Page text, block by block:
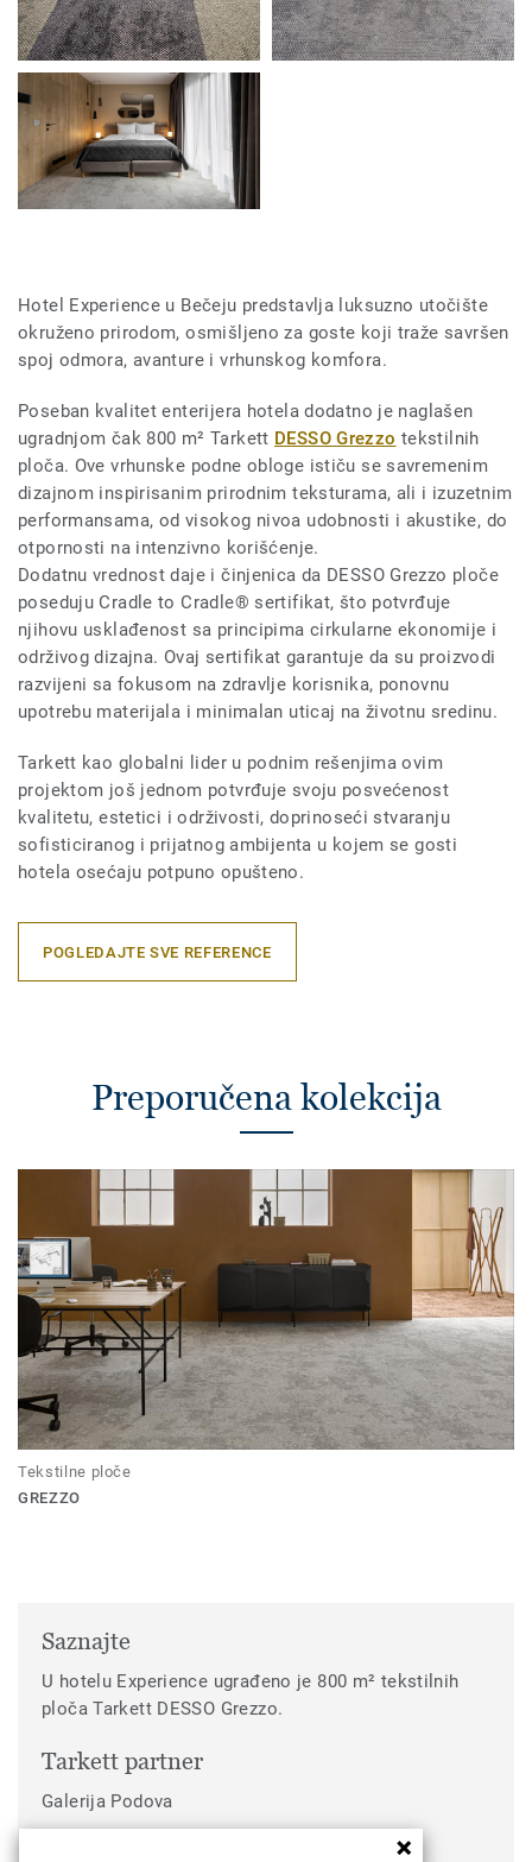
Hotel Experience u Bečeju predstavlja luksuzno utočište
okruženo prirodom, osmišljeno za goste koji traže savršen
spoj odmora, avanture i vrhunskog komfora.
Poseban kvalitet enterijera hotela dodatno je naglašen
ugradnjom čak 800 m² Tarkett DESSO Grezzo tekstilnih
ploča. Ove vrhunske podne obloge ističu se savremenim
dizajnom inspirisanim prirodnim teksturama, ali i izuzetnim
performansama, od visokog nivoa udobnosti i akustike, do
otpornosti na intenzivno korišćenje.
Dodatnu vrednost daje i činjenica da DESSO Grezzo ploče
poseduju Cradle to Cradle® sertifikat, što potvrđuje
njihovu usklađenost sa principima cirkularne ekonomije i
održivog dizajna. Ovaj sertifikat garantuje da su proizvodi
razvijeni sa fokusom na zdravlje korisnika, ponovnu
upotrebu materijala i minimalan uticaj na životnu sredinu.
Tarkett kao globalni lider u podnim rešenjima ovim
projektom još jednom potvrđuje svoju posvećenost
kvalitetu, estetici i održivosti, doprinoseći stvaranju
sofisticiranog i prijatnog ambijenta u kojem se gosti
hotela osećaju potpuno opušteno.
POGLEDAJTE SVE REFERENCE
Preporučena kolekcija
Tekstilne ploče
GREZZO
Saznajte
U hotelu Experience ugrađeno je 800 m² tekstilnih
ploča Tarkett DESSO Grezzo.
Tarkett partner
Galerija Podova